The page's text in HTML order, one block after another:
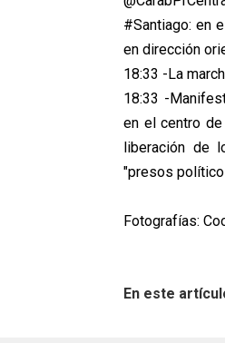
#Santiago: en
en dirección
18:33 -La
18:33 -
en el centro
liberación de
"presos
Fotografías:
En este